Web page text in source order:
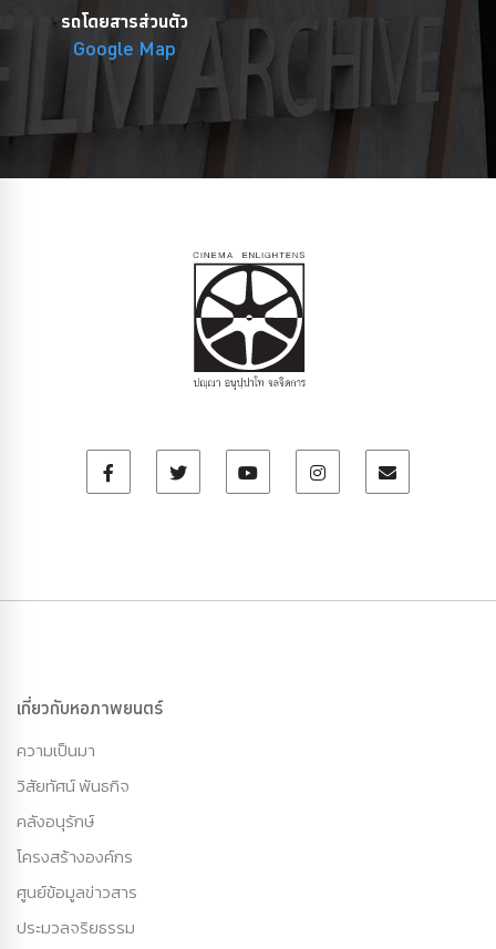
รถโดยสารส่วนตัว
Google Map
เกี่ยวกับหอภาพยนตร์
ความเป็นมา
วิสัยทัศน์ พันธกิจ
คลังอนุรักษ์
โครงสร้างองค์กร
ศูนย์ข้อมูลข่าวสาร
ประมวลจริยธรรม